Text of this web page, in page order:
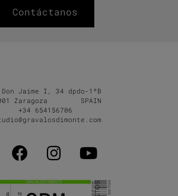
Contáctanos
Jaime I, 34 dpdo-1ºB
Zaragoza SPAIN
+34 654156706